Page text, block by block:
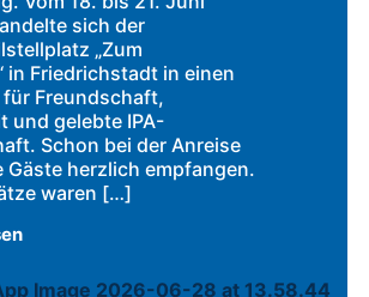
sich der
„Zum
in Friedrichstadt in einen
Freundschaft,
und gelebte IPA-
Schon bei der Anreise
Gäste herzlich empfangen.
waren […]